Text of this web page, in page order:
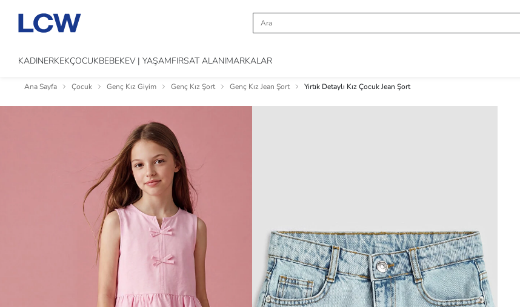
KADINERKEKÇOCUKBEBEKEV | YAŞAMFIRSAT ALANIMARKALAR
Ana Sayfa Çocuk Genç Kız Giyim Genç Kız Şort Genç Kız Jean Şort Yırtık Detaylı Kız Çocuk Jean Şort